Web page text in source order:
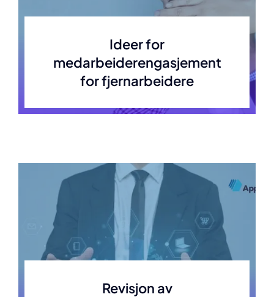
Ideer for
medarbeiderengasjement
for fjernarbeidere
Revisjon av